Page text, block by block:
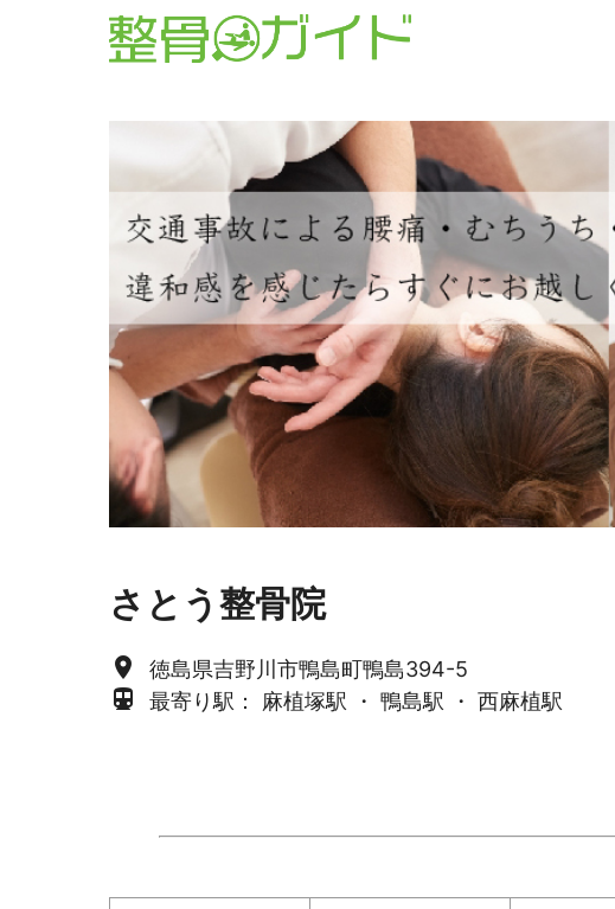
さとう整骨院
place 徳島県吉野川市鴨島町鴨島394-5
directions_subway 最寄り駅： 麻植塚駅 ・ 鴨島駅 ・ 西麻植駅